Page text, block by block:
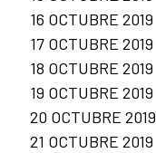
16 OCTUBRE 2019
17 OCTUBRE 2019
18 OCTUBRE 2019
19 OCTUBRE 2019
20 OCTUBRE 2019
21 OCTUBRE 2019